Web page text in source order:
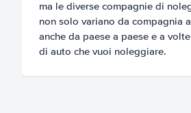
ma le diverse compagnie di
non solo variano da compagnia
anche da paese a paese e a
di auto che vuoi noleggiare.